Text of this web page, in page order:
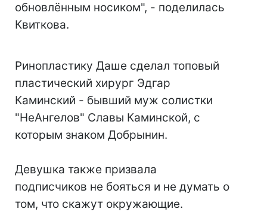
обновлённым носиком", - поделилась
Квиткова.
Ринопластику Даше сделал топовый
пластический хирург Эдгар
Каминский - бывший муж солистки
"НеАнгелов" Славы Каминской, с
которым знаком Добрынин.
Девушка также призвала
подписчиков не бояться и не думать о
том, что скажут окружающие.